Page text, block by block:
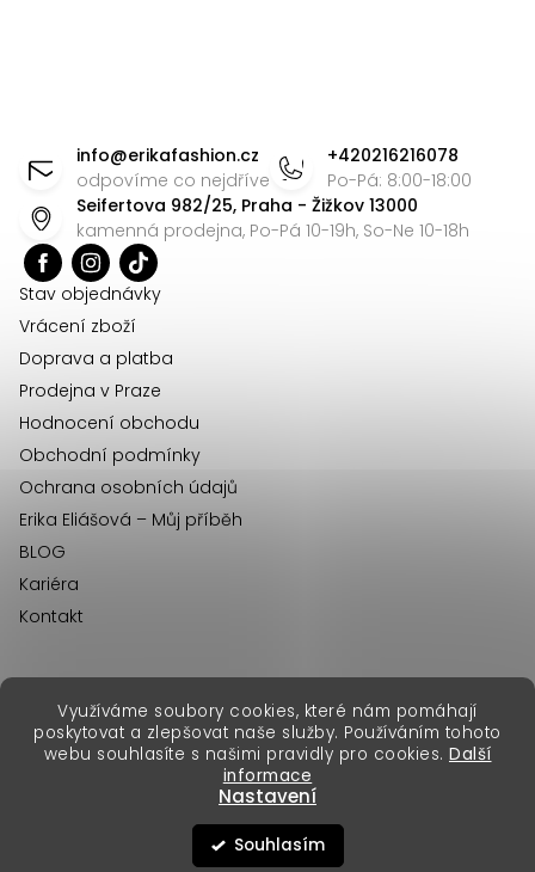
Využíváme soubory cookies, které nám pomáhají
poskytovat a zlepšovat naše služby. Používáním tohoto
webu souhlasíte s našimi pravidly pro cookies. Další
informace
Nastavení
Souhlasím
y
v
ý
info@erikafashion.cz
odpovíme co nejdříve
+420216216078
Po-Pá: 8:00-18:00
Seifertova 982/25, Praha - Žižkov 13000
kamenná prodejna, Po-Pá 10-19h, So-Ne 10-18h
Stav objednávky
Vrácení zboží
Doprava a platba
Prodejna v Praze
Hodnocení obchodu
Obchodní podmínky
Ochrana osobních údajů
Erika Eliášová – Můj příběh
BLOG
Kariéra
Kontakt
Vytvořil Shoptet Premium
Copyright 2026Erika Fashion. Všechna práva vyhrazena.
erikafashion.sk